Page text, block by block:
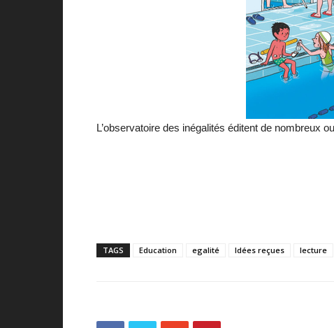
L’observatoire des inégalités éditent de nombreux
TAGS Education egalité Idées reçues lecture